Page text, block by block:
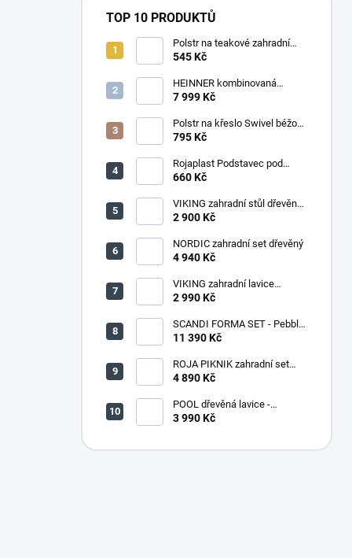
TOP 10 PRODUKTŮ
Polstr na teakové zahradní
křeslo vysoké - látka motiv
545 Kč
HEINNER kombinovaná
chladnička HF-
7 999 Kč
Polstr na křeslo Swivel béžový
melír
795 Kč
Rojaplast Podstavec pod
slunečník 22kg
660 Kč
VIKING zahradní stůl dřevěný
PŘÍRODNÍ - 150 cm
2 900 Kč
NORDIC zahradní set dřevěný
4 940 Kč
VIKING zahradní lavice
dřevěná PŘÍRODNÍ - 180 cm
2 990 Kč
SCANDI FORMA SET - Pebble
grey/Soft biege
11 390 Kč
ROJA PIKNIK zahradní set
dřevěný - 160 cm - lakovaný
4 890 Kč
POOL dřevěná lavice -
PŘÍRODNÍ
3 990 Kč